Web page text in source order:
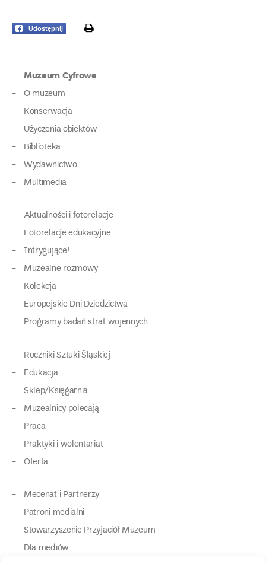
Udostępnij print
Muzeum Cyfrowe
O muzeum
Konserwacja
Użyczenia obiektów
Biblioteka
Wydawnictwo
Multimedia
Aktualności i fotorelacje
Fotorelacje edukacyjne
Intrygujące!
Muzealne rozmowy
Kolekcja
Europejskie Dni Dziedzictwa
Programy badań strat wojennych
Roczniki Sztuki Śląskiej
Edukacja
Sklep/Księgarnia
Muzealnicy polecają
Praca
Praktyki i wolontariat
Oferta
Mecenat i Partnerzy
Patroni medialni
Stowarzyszenie Przyjaciół Muzeum
Dla mediów